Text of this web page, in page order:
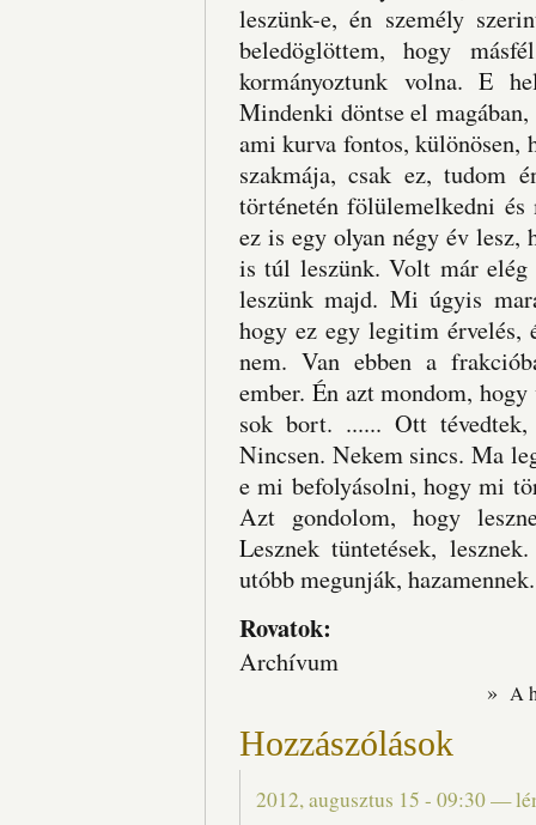
leszünk-e, én személy
beledöglöttem, hogy
kormányoztunk volna. E
Mindenki döntse el
ami kurva fontos, különösen,
szakmája, csak ez, tudom
történetén fölülemelkedni
ez is egy olyan négy év
is túl leszünk. Volt már
leszünk majd. Mi úgyis
hogy ez egy legitim érvelés,
nem. Van ebben a
ember. Én azt mondom,
sok bort. ...... Ott
Nincsen. Nekem sincs. Ma
e mi befolyásolni, hogy mi
Azt gondolom, hogy
Lesznek tüntetések,
utóbb megunják, hazamennek.
Rovatok:
Archívum
» A
Hozzászólások
2012, augusztus 15 - 09:30—